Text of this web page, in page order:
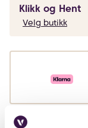
Klikk og Hent
Velg butikk